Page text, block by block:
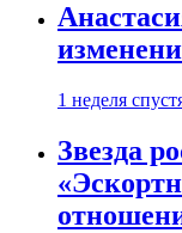
1 неделя
Звезда